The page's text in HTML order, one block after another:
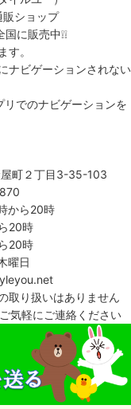
ショップ
に販売中❕❕
す。
ナビゲーションされない
でのナビゲーションを
町２丁目3-35-103
から20時
時
時
曜日
取り扱いはありません
気軽にご連絡ください